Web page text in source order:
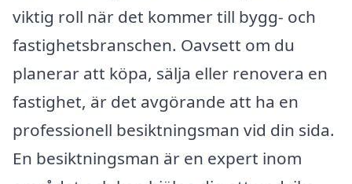
viktig roll när det kommer till bygg- och
fastighetsbranschen. Oavsett om du
planerar att köpa, sälja eller renovera en
fastighet, är det avgörande att ha en
professionell besiktningsman vid din sida.
En besiktningsman är en expert inom